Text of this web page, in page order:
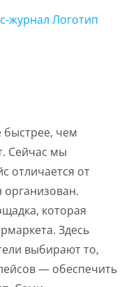
быстрее, чем
Сейчас мы
отличается от
организован.
которая
Здесь
выбирают то,
— обеспечить